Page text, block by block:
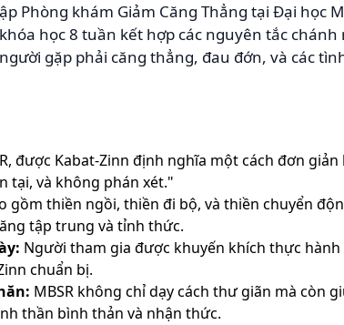
Phòng khám Giảm Căng Thẳng tại Đại học
học 8 tuần kết hợp các nguyên tắc chánh
gặp phải căng thẳng, đau đớn, và các
được Kabat-Zinn định nghĩa một cách đơn
tại, và không phán xét."
gồm thiền ngồi, thiền đi bộ, và thiền chuyển
tập trung và tỉnh thức.
Người tham gia được khuyến khích thực
chuẩn bị.
MBSR không chỉ dạy cách thư giãn mà còn
thần bình thản và nhận thức.